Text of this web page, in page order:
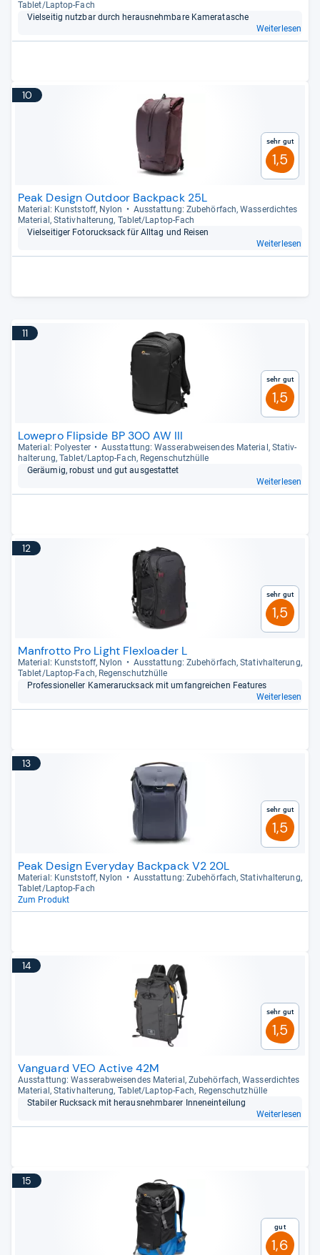
Tablet/Lap­top-​Fach
Viel­sei­tig nutz­bar durch her­aus­nehm­bare Kame­ra­ta­sche
Weiterlesen
10
Sehr gut
1,5
Peak Design Outdoor Backpack 25L
Mate­rial: Kunst­stoff, Nylon
Aus­stat­tung: Zube­hör­fach, Was­ser­dich­tes
Mate­rial, Sta­tiv­hal­te­rung, Tablet/Lap­top-​Fach
Viel­sei­ti­ger Fotoruck­sack für All­tag und Rei­sen
Weiterlesen
11
Sehr gut
1,5
Lowepro Flipside BP 300 AW III
Mate­rial: Poly­es­ter
Aus­stat­tung: Was­ser­ab­wei­sen­des Mate­rial, Sta­tiv­
hal­te­rung, Tablet/Lap­top-​Fach, Regen­schutz­hülle
Geräu­mig, robust und gut aus­ge­stat­tet
Weiterlesen
12
Sehr gut
1,5
Manfrotto Pro Light Flexloader L
Mate­rial: Kunst­stoff, Nylon
Aus­stat­tung: Zube­hör­fach, Sta­tiv­hal­te­rung,
Tablet/Lap­top-​Fach, Regen­schutz­hülle
Pro­fes­sio­nel­ler Kame­ra­ruck­sack mit umfang­rei­chen Fea­tu­res
Weiterlesen
13
Sehr gut
1,5
Peak Design Everyday Backpack V2 20L
Mate­rial: Kunst­stoff, Nylon
Aus­stat­tung: Zube­hör­fach, Sta­tiv­hal­te­rung,
Tablet/Lap­top-​Fach
Zum Produkt
14
Sehr gut
1,5
Vanguard VEO Active 42M
Aus­stat­tung: Was­ser­ab­wei­sen­des Mate­rial, Zube­hör­fach, Was­ser­dich­tes
Mate­rial, Sta­tiv­hal­te­rung, Tablet/Lap­top-​Fach, Regen­schutz­hülle
Sta­bi­ler Ruck­sack mit her­aus­nehm­ba­rer Innen­ein­tei­lung
Weiterlesen
15
Gut
1,6